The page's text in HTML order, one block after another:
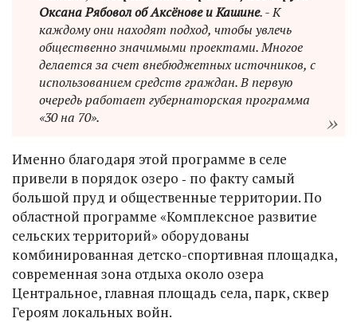
Оксана Рябовол об Аксёнове и Кашине. - К
каждому они находят подход, чтобы увлечь
общественно значимыми проектами. Многое
делается за счет внебюджетных источников, с
использованием средств граждан. В первую
очередь работает губернаторская программа
«30 на 70».
Именно благодаря этой программе в селе
привели в порядок озеро ‑ по факту самый
большой пруд и общественные территории. По
областной программе «Комплексное развитие
сельских территорий» оборудованы
комбинированная детско-спортивная площадка,
современная зона отдыха около озера
Центральное, главная площадь села, парк, сквер
Героям локальных войн.